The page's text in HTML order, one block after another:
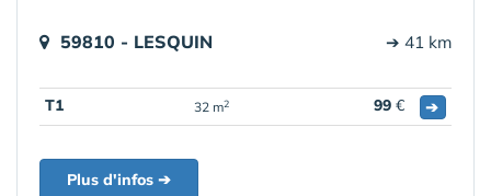
59810 - LESQUIN ➔ 41 km
T1 32 m2 99 € ➔
Plus d'infos ➔